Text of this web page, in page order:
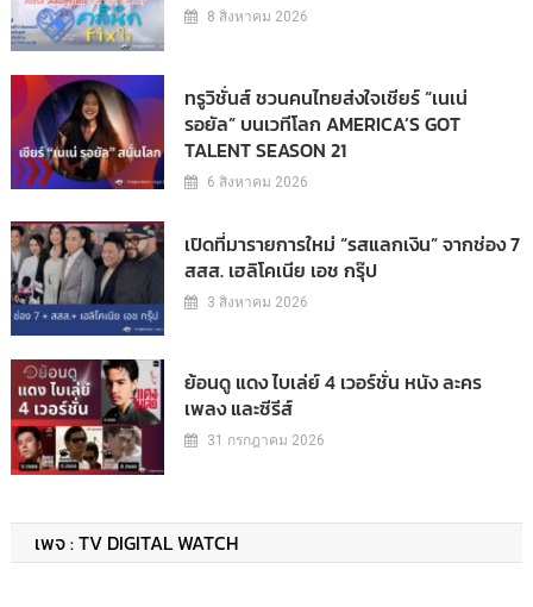
8 สิงหาคม 2026
ทรูวิชั่นส์ ชวนคนไทยส่งใจเชียร์ “เนเน่
รอยัล” บนเวทีโลก AMERICA’S GOT
TALENT SEASON 21
6 สิงหาคม 2026
เปิดที่มารายการใหม่ “รสแลกเงิน” จากช่อง 7
สสส. เฮลิโคเนีย เอช กรุ๊ป
3 สิงหาคม 2026
ย้อนดู แดง ไบเล่ย์ 4 เวอร์ชั่น หนัง ละคร
เพลง และซีรีส์
31 กรกฎาคม 2026
เพจ : TV DIGITAL WATCH